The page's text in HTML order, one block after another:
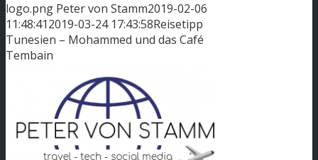
logo.png Peter von Stamm2019-02-06
11:48:412019-03-24 17:43:58Reisetipp
Tunesien – Mohammed und das Café
Tembain